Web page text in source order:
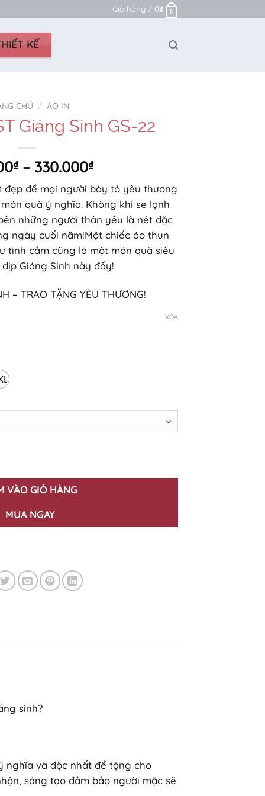
Giỏ hàng / 0₫ 0
KẾ
CHỦ / ÁO IN
Giáng Sinh GS-22
₫ – 330.000₫Khoảng
giá:
từ
310.000₫
đến
330.000₫
đẹp để mọi người bày tỏ yêu thương
quà ý nghĩa. Không khí se lạnh
những người thân yêu là nét đặc
ngày cuối năm!Một chiếc áo thun
tình cảm cũng là một món quà siêu
Giáng Sinh này đấy!
– TRAO TẶNG YÊU THƯƠNG!
XÓA
VÀO GIỎ HÀNG
MUA NGAY
sinh?
nghĩa và độc nhất để tặng cho
sáng tạo đảm bảo người mặc sẽ